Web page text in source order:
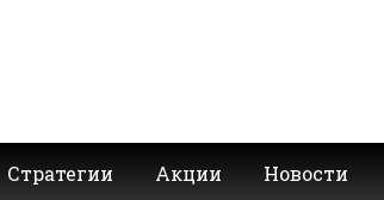
Стратегии Акции Новости